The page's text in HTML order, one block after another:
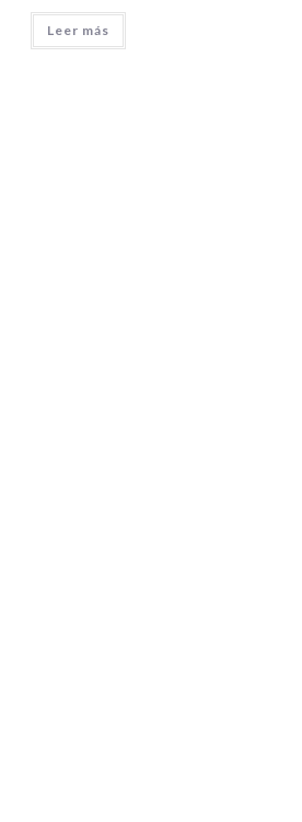
Leer más